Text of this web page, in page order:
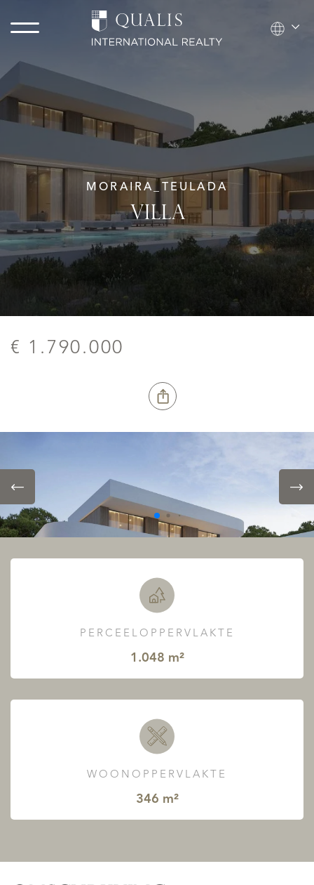
MORAIRA_TEULADA
VILLA
€ 1.790.000
PERCEELOPPERVLAKTE
1.048 m²
WOONOPPERVLAKTE
346 m²